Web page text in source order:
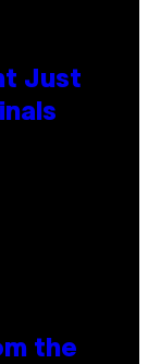
Just
the